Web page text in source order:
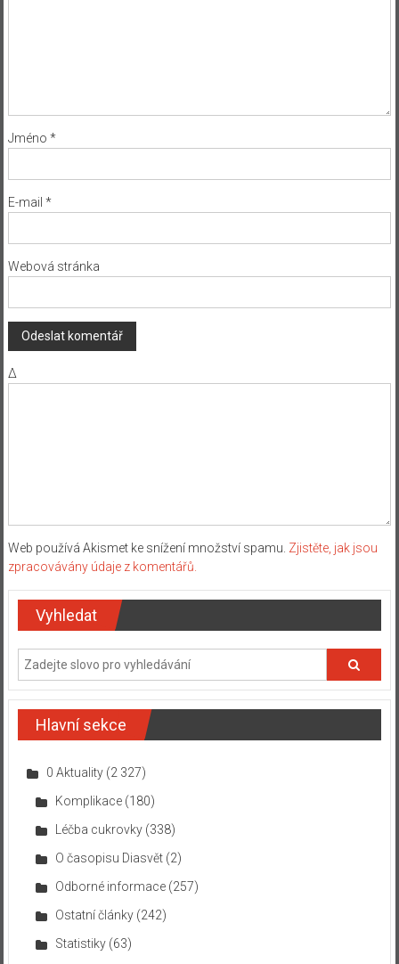
Jméno *
E-mail *
Webová stránka
Δ
Web používá Akismet ke snížení množství spamu. Zjistěte, jak jsou
zpracovávány údaje z komentářů.
Vyhledat
Hlavní sekce
0 Aktuality(2 327)
Komplikace(180)
Léčba cukrovky(338)
O časopisu Diasvět(2)
Odborné informace(257)
Ostatní články(242)
Statistiky(63)